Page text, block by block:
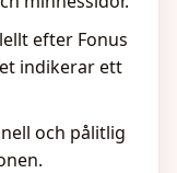
efter Fonus
indikerar ett
och pålitlig